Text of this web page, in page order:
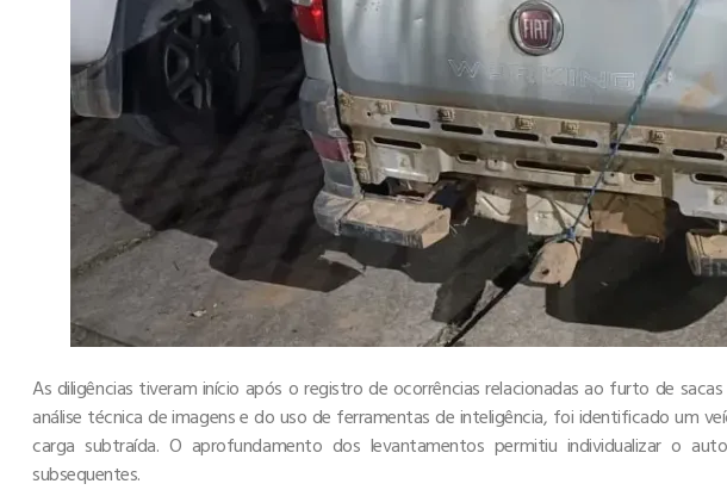
As diligências tiveram início após o registro de ocorrências relacionadas ao furto de
análise técnica de imagens e do uso de ferramentas de inteligência, foi identificado um
carga subtraída. O aprofundamento dos levantamentos permitiu individualizar o
subsequentes.